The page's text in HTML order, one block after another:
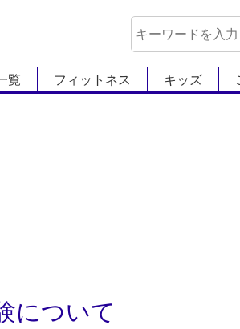
覧 フィットネス キッズ
について